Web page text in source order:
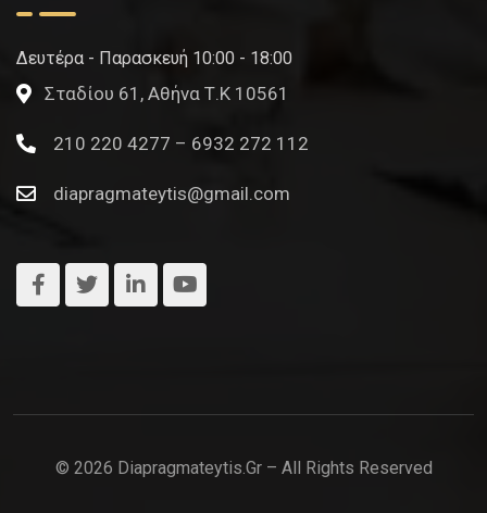
Δευτέρα - Παρασκευή 10:00 - 18:00
Σταδίου 61, Αθήνα Τ.Κ 10561
210 220 4277 – 6932 272 112
diapragmateytis@gmail.com
© 2026 Diapragmateytis.gr – All Rights Reserved